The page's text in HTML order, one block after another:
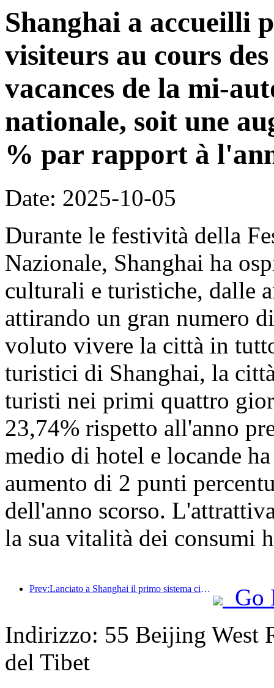
Shanghai a accueilli
visiteurs au cours
vacances de la mi-
nationale, soit une
% par rapport à
Date: 2025-10-05
Durante le festività della
Nazionale, Shanghai ha
culturali e turistiche, dalle
attirando un gran numero
voluto vivere la città in
turistici di Shanghai, la
turisti nei primi quattro
23,74% rispetto all'anno
medio di hotel e locande
aumento di 2 punti
dell'anno scorso.
la sua vitalità dei consumi
Prev:Lanciato a Shanghai il primo sistema cinese di consumo culturale e turistico self-service per turisti stranieri
Go
Indirizzo: 55 Beijing West
del Tibet